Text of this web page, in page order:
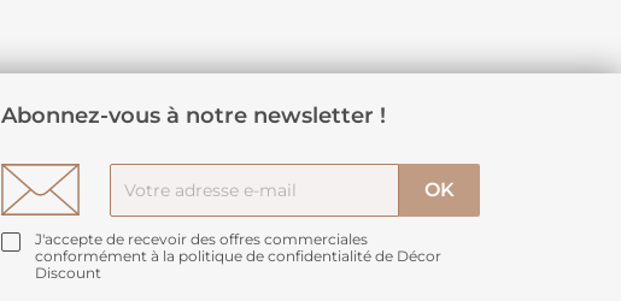
Abonnez-vous à notre newsletter !
J'accepte de recevoir des offres commerciales
conformément à la politique de confidentialité de Décor
Discount